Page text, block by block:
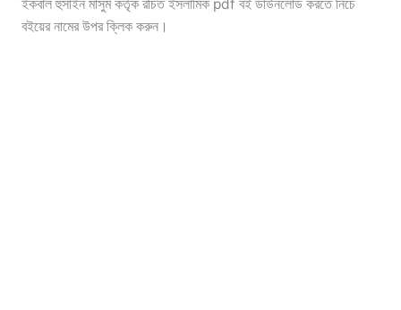
ইকবাল হুসাইন মাসুম কর্তৃক রচিত ইসলামিক pdf বই ডাউনলোড করতে নিচে
বইয়ের নামের উপর ক্লিক করুন।